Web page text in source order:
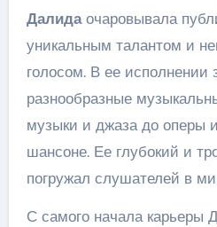
Далидаочаровывала
уникальным талантом и
голосом. В ее исполнении
разнообразные
музыки и джаза до оперы
шансоне. Ее глубокий и
погружал слушателей в
С самого начала карьеры